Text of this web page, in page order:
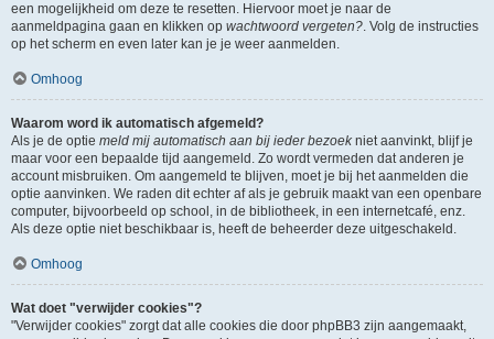
een mogelijkheid om deze te resetten. Hiervoor moet je naar de
aanmeldpagina gaan en klikken op wachtwoord vergeten?. Volg de instructies
op het scherm en even later kan je je weer aanmelden.
Omhoog
Waarom word ik automatisch afgemeld?
Als je de optie meld mij automatisch aan bij ieder bezoekniet aanvinkt, blijf je
maar voor een bepaalde tijd aangemeld. Zo wordt vermeden dat anderen je
account misbruiken. Om aangemeld te blijven, moet je bij het aanmelden die
optie aanvinken. We raden dit echter af als je gebruik maakt van een openbare
computer, bijvoorbeeld op school, in de bibliotheek, in een internetcafé, enz.
Als deze optie niet beschikbaar is, heeft de beheerder deze uitgeschakeld.
Omhoog
Wat doet "verwijder cookies"?
"Verwijder cookies" zorgt dat alle cookies die door phpBB3 zijn aangemaakt,